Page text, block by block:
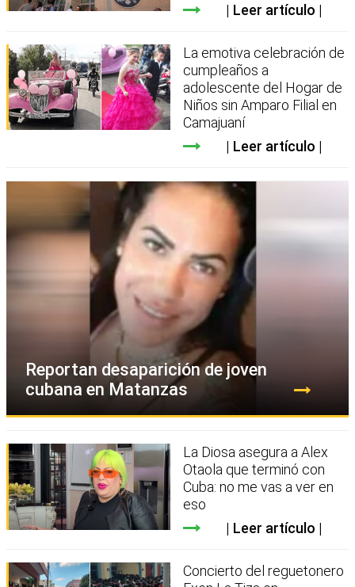
Leer artículo
La emotiva celebración de
cumpleaños a
adolescente del Hogar de
Niños sin Amparo Filial en
Camajuaní
Leer artículo
Reportan desaparición de joven
cubana en Matanzas
La Diosa asegura a Alex
Otaola que terminó con
Cuba: no me vas a ver en
eso
Leer artículo
Concierto del reguetonero